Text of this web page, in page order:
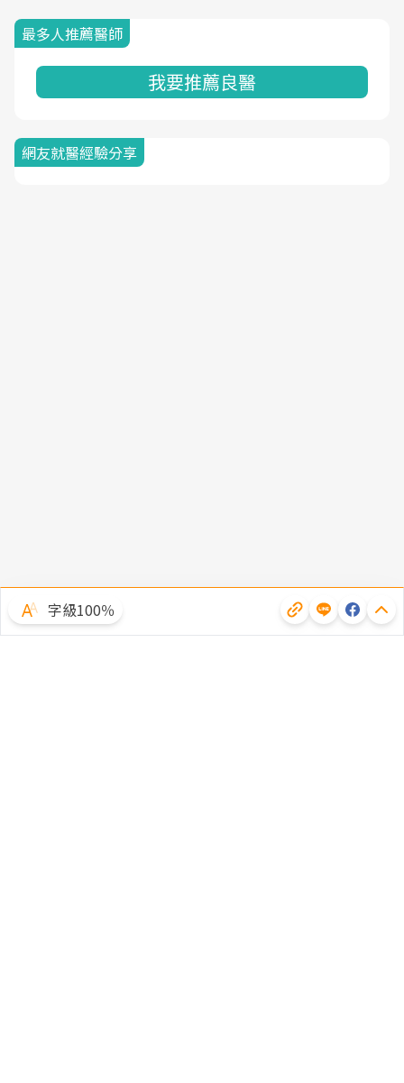
最多人推薦醫師
我要推薦良醫
網友就醫經驗分享
字級100％